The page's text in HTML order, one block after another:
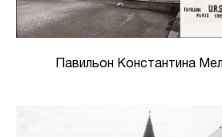
Павильон Константина